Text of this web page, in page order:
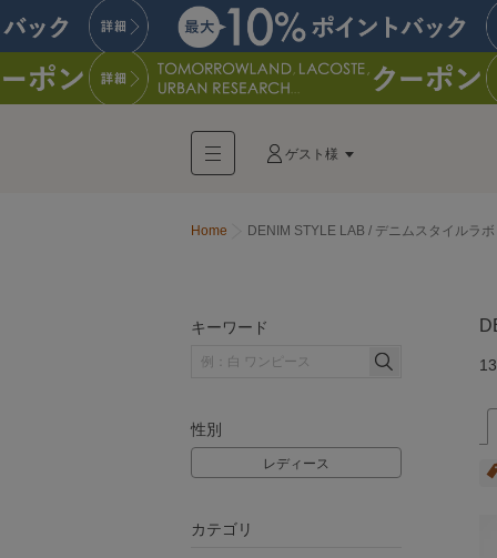
ゲスト様
Home DENIM STYLE LAB / デニムスタイルラボ
13
キーワード
性別
レディース
カテゴリ